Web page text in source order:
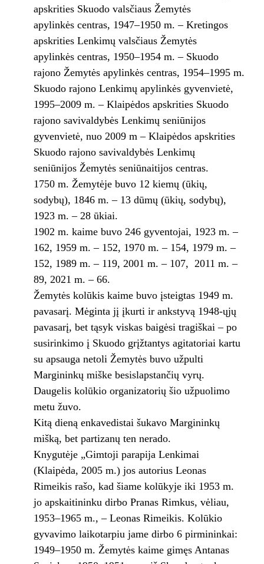
apskrities Skuodo valsčiaus Žemytės
apylinkės centras, 1947–1950 m. – Kretingos
apskrities Lenkimų valsčiaus Žemytės
apylinkės centras, 1950–1954 m. – Skuodo
rajono Žemytės apylinkės centras, 1954–1995 m.
Skuodo rajono Lenkimų apylinkės gyvenvietė,
1995–2009 m. – Klaipėdos apskrities Skuodo
rajono savivaldybės Lenkimų seniūnijos
gyvenvietė, nuo 2009 m – Klaipėdos apskrities
Skuodo rajono savivaldybės Lenkimų
seniūnijos Žemytės seniūnaitijos centras.
1750 m. Žemytėje buvo 12 kiemų (ūkių,
sodybų), 1846 m. – 13 dūmų (ūkių, sodybų),
1923 m. – 28 ūkiai.
1902 m. kaime buvo 246 gyventojai, 1923 m. –
162, 1959 m. – 152, 1970 m. – 154, 1979 m. –
152, 1989 m. – 119, 2001 m. – 107, 2011 m. –
89, 2021 m. – 66.
Žemytės kolūkis kaime buvo įsteigtas 1949 m.
pavasarį. Mėginta jį įkurti ir ankstyvą 1948-ųjų
pavasarį, bet tąsyk viskas baigėsi tragiškai – po
susirinkimo į Skuodo grįžtantys agitatoriai kartu
su apsauga netoli Žemytės buvo užpulti
Margininkų miške besislapstančių vyrų.
Daugelis kolūkio organizatorių šio užpuolimo
metu žuvo.
Kitą dieną enkavedistai šukavo Margininkų
mišką, bet partizanų ten nerado.
Knygutėje „Gimtoji parapija Lenkimai
(Klaipėda, 2005 m.) jos autorius Leonas
Rimeikis rašo, kad šiame kolūkyje iki 1953 m.
jo apskaitininku dirbo Pranas Rimkus, vėliau,
1953–1965 m., – Leonas Rimeikis. Kolūkio
gyvavimo laikotarpiu jame dirbo 6 pirmininkai:
1949–1950 m. Žemytės kaime gimęs Antanas